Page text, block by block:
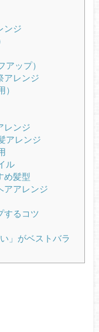
ンジ
ップ）
アレンジ
レンジ
アレンジ
ル
め髪型
アアレンジ
するコツ
」がベストバラ